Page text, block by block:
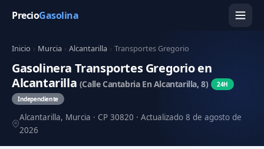
PrecioGasolina
Inicio › Murcia › Alcantarilla › Transportes Gregorio
Gasolinera Transportes Gregorio en
Alcantarilla (Calle Cantabria En Alcantarilla, 8)
24H
Independiente
Alcantarilla, Murcia · CP 30820 · Actualizado 8 de agosto de
2026